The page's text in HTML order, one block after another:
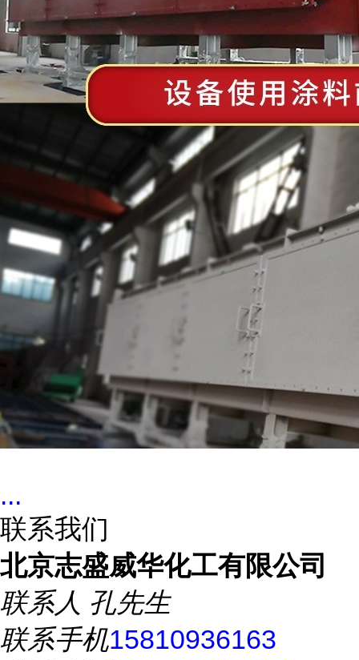
...
联系我们
北京志盛威华化工有限公司
联系人 孔先生
联系手机15810936163